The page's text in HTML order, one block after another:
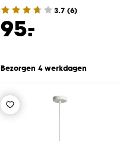
3.7 (6)
95.
-
Bezorgen 4 werkdagen